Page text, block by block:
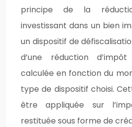
principe de la
investissant dans un bien
un dispositif de
d’une réduction
calculée en fonction du
type de dispositif choisi.
être appliquée sur
restituée sous forme de